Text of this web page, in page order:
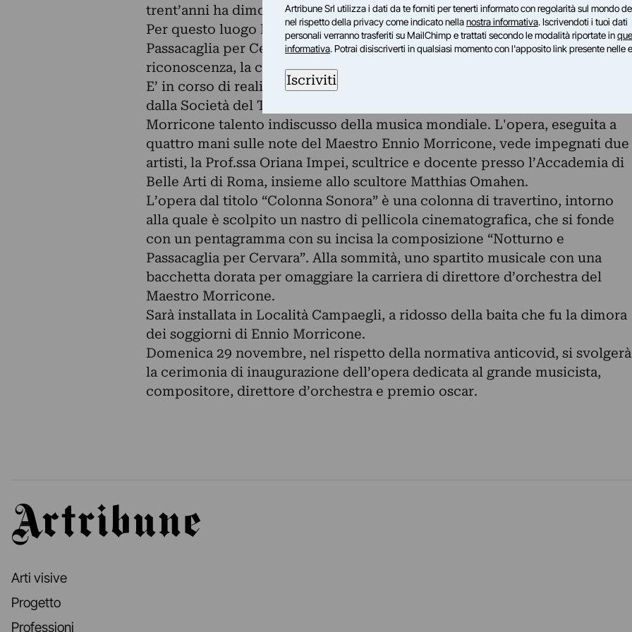
trent’anni ha dimorato in località Campaegli.
Per questo luogo ha scritto una composizione dal titolo: “Notturno e
Passacaglia per Cervara” ed ha ottenuto dalla comunità, come atto di
riconoscenza, la cittadinanza onoraria nel 2006.
E’ in corso di realizzazione un’opera scultorea in travertino, pietra donata
dalla Società del Travertino Romano Spa, dedicata al Maestro Ennio
Morricone talento indiscusso della musica mondiale. L'opera, eseguita a
quattro mani sulle note del Maestro Ennio Morricone, vede impegnati due
artisti, la Prof.ssa Oriana Impei, scultrice e docente presso l’Accademia di
Belle Arti di Roma, insieme allo scultore Matthias Omahen.
L’opera dal titolo “Colonna Sonora” è una colonna di travertino, intorno
alla quale è scolpito un nastro di pellicola cinematografica, che si fonde
con un pentagramma con su incisa la composizione “Notturno e
Passacaglia per Cervara”. Alla sommità, uno spartito musicale con una
bacchetta dorata per omaggiare la carriera di direttore d’orchestra del
Maestro Morricone.
Sarà installata in Località Campaegli, a ridosso della baita che fu la dimora
dei soggiorni di Ennio Morricone.
Domenica 29 novembre, nel rispetto della normativa anticovid, si svolgerà
la cerimonia di inaugurazione dell’opera dedicata al grande musicista,
compositore, direttore d’orchestra e premio oscar.
Artribune
Arti visive
Progetto
Professioni
Artribune Srl utilizza i dati da te forniti per tenerti informato con regolarità sul mondo
nel rispetto della privacy come indicato nellanostra informativa. Iscrivendoti i tuoi dati
personali verranno trasferiti su MailChimp e trattati secondo le modalità riportate in
informativa. Potrai disiscriverti in qualsiasi momento con l'apposito link presente nelle
Iscriviti